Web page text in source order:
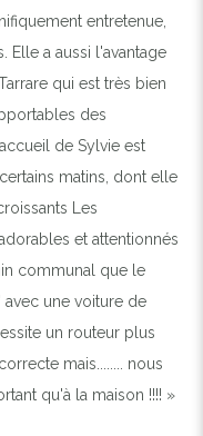
entretenue,
Elle a aussi l'avantage
qui est très bien
des
de Sylvie est
matins, dont elle
Les
et attentionnés
communal que le
avec une voiture de
un routeur plus
mais........ nous
qu'à la maison !!!! »